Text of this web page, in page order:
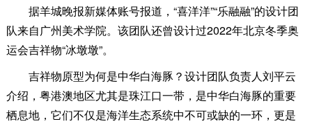
据羊城晚报新媒体账号报道，“喜洋洋”“乐融融”的设计团
队来自广州美术学院。该团队还曾设计过2022年北京冬季奥
运会吉祥物“冰墩墩”。
吉祥物原型为何是中华白海豚？设计团队负责人刘平云
介绍，粤港澳地区尤其是珠江口一带，是中华白海豚的重要
栖息地，它们不仅是海洋生态系统中不可或缺的一环，更是